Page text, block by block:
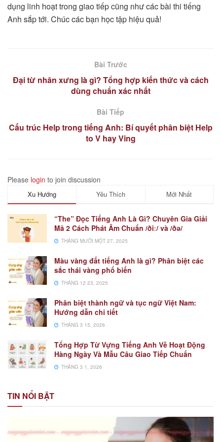
dụng linh hoạt trong giao tiếp cũng như các bài thi tiếng
Anh sắp tới. Chúc các bạn học tập hiệu quả!
Bài Trước
Đại từ nhân xưng là gì? Tổng hợp kiến thức và cách
dùng chuẩn xác nhất
Bài Tiếp
Cấu trúc Help trong tiếng Anh: Bí quyết phân biệt Help
to V hay Ving
Please login to join discussion
Xu Hướng Yêu Thích Mới Nhất
“The” Đọc Tiếng Anh Là Gì? Chuyên Gia Giải
Mã 2 Cách Phát Âm Chuẩn /ðiː/ và /ðə/
THÁNG MƯỜI MỘT 27, 2025
Màu vàng đất tiếng Anh là gì? Phân biệt các
sắc thái vàng phổ biến
THÁNG 12 23, 2025
Phân biệt thành ngữ và tục ngữ Việt Nam:
Hướng dẫn chi tiết
THÁNG 3 15, 2026
Tổng Hợp Từ Vựng Tiếng Anh Về Hoạt Động
Hàng Ngày Và Mẫu Câu Giao Tiếp Chuẩn
THÁNG 3 1, 2026
TIN NỔI BẬT